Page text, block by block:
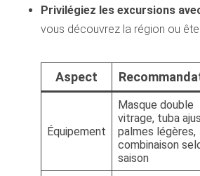
Privilégiez les excursions
vous découvrez la région ou
Aspect
Équipement
Masque double
vitrage, tuba
palmes légères,
combinaison
saison